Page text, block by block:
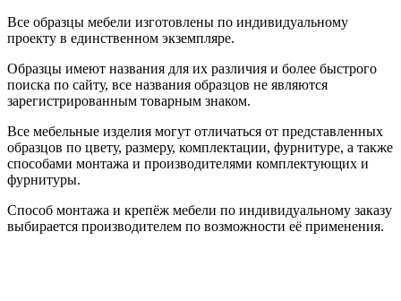
Все образцы мебели изготовлены по индивидуальному
проекту в единственном экземпляре.
Образцы имеют названия для их различия и более быстрого
поиска по сайту, все названия образцов не являются
зарегистрированным товарным знаком.
Все мебельные изделия могут отличаться от представленных
образцов по цвету, размеру, комплектации, фурнитуре, а также
способами монтажа и производителями комплектующих и
фурнитуры.
Способ монтажа и крепёж мебели по индивидуальному заказу
выбирается производителем по возможности её применения.